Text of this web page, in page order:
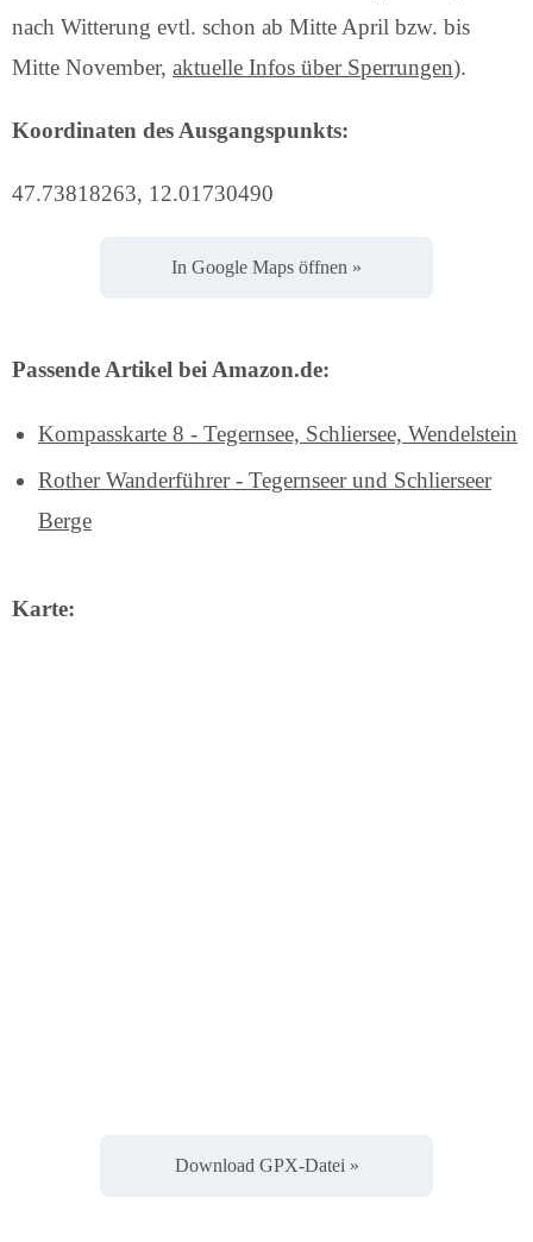
nach Witterung evtl. schon ab Mitte April bzw. bis
Mitte November, aktuelle Infos über Sperrungen).
Koordinaten des Ausgangspunkts:
47.73818263, 12.01730490
In Google Maps öffnen »
Passende Artikel bei Amazon.de:
Kompasskarte 8 - Tegernsee, Schliersee, Wendelstein
Rother Wanderführer - Tegernseer und Schlierseer
Berge
Karte:
Download GPX-Datei »